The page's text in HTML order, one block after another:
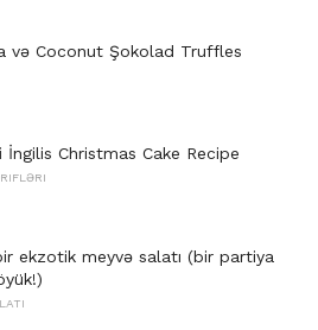
və Coconut Şokolad Truffles
İngilis Christmas Cake Recipe
ekzotik meyvə salatı (bir partiya